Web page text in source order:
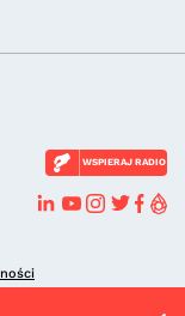
WSPIERAJ RADIO